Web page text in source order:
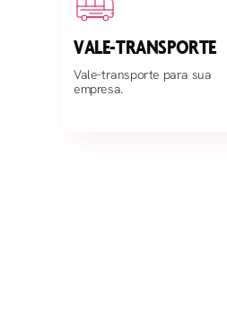
VALE-TRANSPORTE
Vale-transporte para sua
empresa.